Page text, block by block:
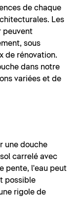
de chaque
Les
peuvent
sous
de rénovation.
dans notre
variées et de
une douche
carrelé avec
pente, l'eau peut
possible
rigole de